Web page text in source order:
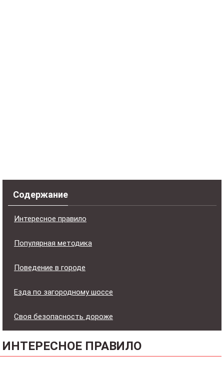
Содержание
Интересное правило
Популярная методика
Поведение в городе
Езда по загородному шоссе
Своя безопасность дороже
ИНТЕРЕСНОЕ ПРАВИЛО